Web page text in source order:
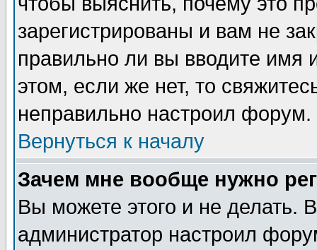
зарегистрированы и вам не
правильно ли вы вводите
этом, если же нет, то
неправильно настроил форум.
Вернуться к началу
Зачем мне вообще нужно
Вы можете этого и не делать.
администратор настроил